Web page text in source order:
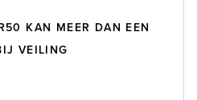
KAN MEER DAN EEN
VEILING